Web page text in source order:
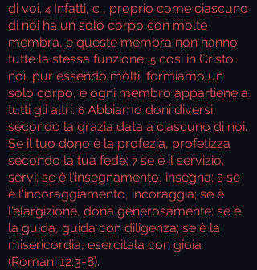
di voi. 4 Infatti, c , proprio come ciascuno
di noi ha un solo corpo con molte
membra, e queste membra non hanno
tutte la stessa funzione, 5 così in Cristo
noi, pur essendo molti, formiamo un
solo corpo, e ogni membro appartiene a
tutti gli altri. 6 Abbiamo doni diversi,
secondo la grazia data a ciascuno di noi.
Se il tuo dono è la profezia, profetizza
secondo la tua fede; 7 se è il servizio,
servi; se è l'insegnamento, insegna; 8 se
è l'incoraggiamento, incoraggia; se è
l'elargizione, dona generosamente; se è
la guida, guida con diligenza; se è la
misericordia, esercitala con gioia
(Romani 12:3-8).